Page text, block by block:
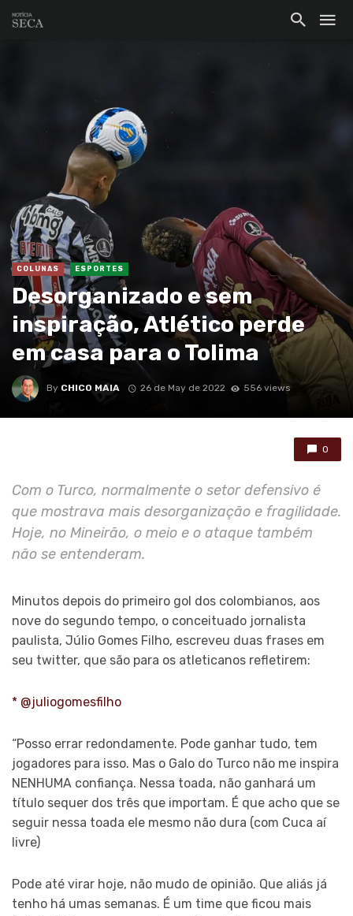
COLUNAS ESPORTES
Desorganizado e sem
inspiração, Atlético perde
em casa para o Tolima
By CHICO MAIA 26 de May de 2022 556 views
0
Com o Turco, normalmente o setor defensivo é
que mostrava mais desorganização e fragilidade.
Hoje, no Mineirão, o meio e o ataque também
não se entenderam.
Minutos depois do primeiro gol dos colombianos, aos
nove do segundo tempo, o conceituado jornalista
paulista, Júlio Gomes Filho, escreveu duas frases em
seu twitter, que são para os atleticanos refletirem:
* @juliogomesfilho
“Posso errar redondamente. Pode ganhar tudo, tem
jogadores para isso. Mas o Galo do Turco não me inspira
NENHUMA confiança. Nessa toada, não ganhará um
título sequer dos três que importam. É que acho que se
seguir nessa toada ele mesmo não dura (com Cuca aí
livre)
Pode até virar hoje, não mudo de opinião. Que aliás já
tenho há umas semanas. É um time que ficou mais